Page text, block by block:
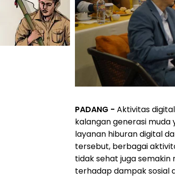
PADANG - Aktivitas
kalangan generasi
layanan hiburan digital
tersebut, berbagai
tidak sehat juga
terhadap dampak sosial